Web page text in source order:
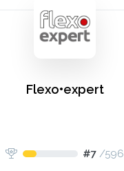
Flexo•expert
#7 /596